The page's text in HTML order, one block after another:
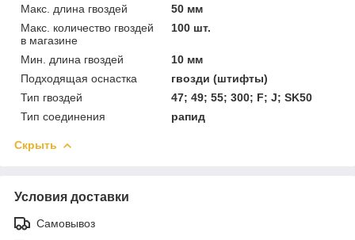
Макс. длина гвоздей
50 мм
Макс. количество гвоздей
в магазине
100 шт.
Мин. длина гвоздей
10 мм
Подходящая оснастка
гвозди (штифты)
Тип гвоздей
47; 49; 55; 300; F; J; SK50
Тип соединения
рапид
Скрыть
Условия доставки
Самовывоз